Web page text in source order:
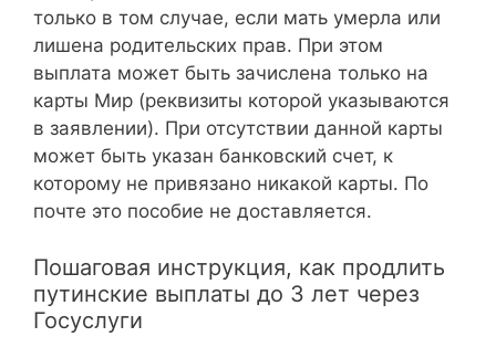
только в том случае, если мать умерла или
лишена родительских прав. При этом
выплата может быть зачислена только на
карты Мир (реквизиты которой указываются
в заявлении). При отсутствии данной карты
может быть указан банковский счет, к
которому не привязано никакой карты. По
почте это пособие не доставляется.
Пошаговая инструкция, как продлить
путинские выплаты до 3 лет через
Госуслуги